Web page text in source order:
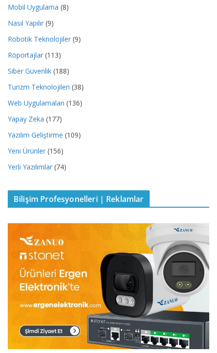
Mobil Uygulama (8)
Nasıl Yapılır (9)
Robotik Teknolojiler (9)
Röportajlar (113)
Siber Güvenlik (188)
Turizm Teknolojileri (38)
Web Uygulamaları (136)
Yapay Zeka (177)
Yazılım Geliştirme (109)
Yeni Ürünler (156)
Yerli Yazılımlar (74)
Bilişim Profesyonelleri | Reklamlar